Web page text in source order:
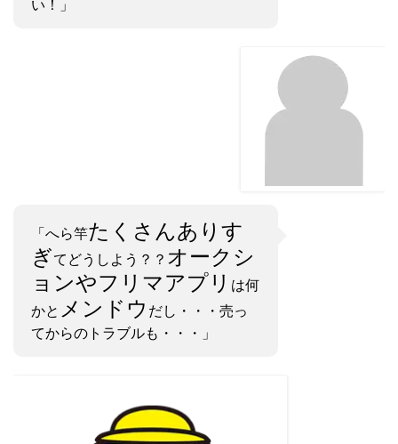
「へら竿たくさんありす
ぎてどうしよう？？ オークシ
ョンやフリマアプリ は何
かと メンドウ だし・・・売っ
てからのトラブルも・・・」